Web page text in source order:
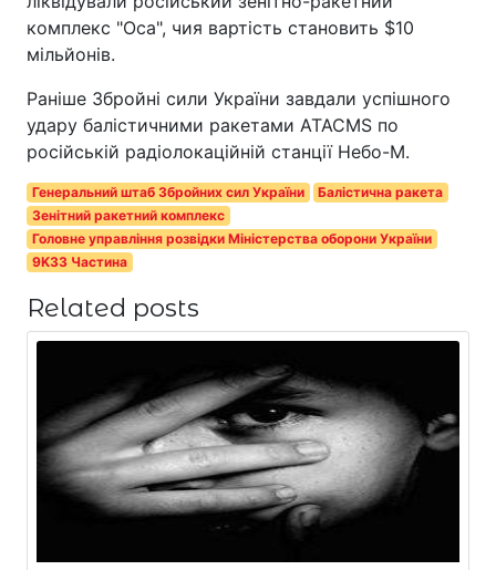
комплекс "Оса", чия вартість становить $10
мільйонів.
Раніше Збройні сили України завдали успішного
удару балістичними ракетами ATACMS по
російській радіолокаційній станції Небо-М.
Генеральний штаб Збройних сил України
Балістична ракета
Зенітний ракетний комплекс
Головне управління розвідки Міністерства оборони України
9K33 Частина
Related posts